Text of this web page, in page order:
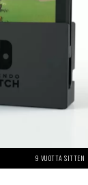
9 VUOTTA SITTEN